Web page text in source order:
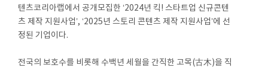
텐츠코리아랩에서 공개모집한 ‘2024년 킥! 스타트업 신규콘텐
츠 제작 지원사업’, ‘2025년 스토리 콘텐츠 제작 지원사업’에 선
정된 기업이다.
전국의 보호수를 비롯해 수백년 세월을 간직한 고목(古木)을 직